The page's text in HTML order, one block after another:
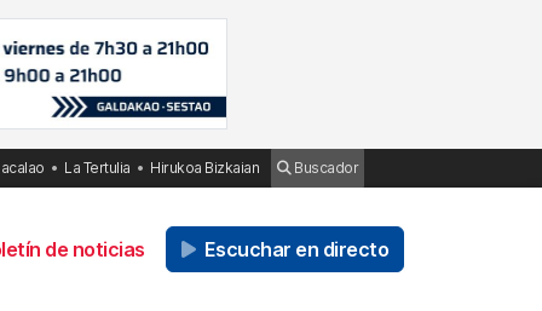
La Tertulia Hirukoa Bizkaian Buscador
de noticias Escuchar en directo